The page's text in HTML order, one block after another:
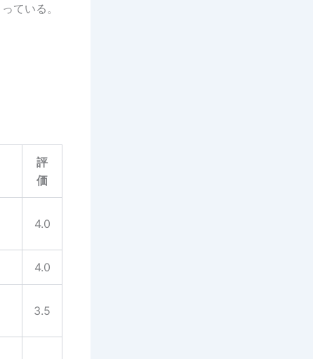
ている。
評
価
4.0
4.0
3.5